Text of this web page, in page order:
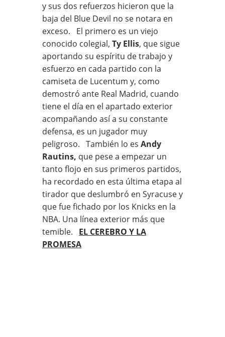
y sus dos refuerzos hicieron que la
baja del Blue Devil no se notara en
exceso. El primero es un viejo
conocido colegial, Ty Ellis, que sigue
aportando su espíritu de trabajo y
esfuerzo en cada partido con la
camiseta de Lucentum y, como
demostró ante Real Madrid, cuando
tiene el día en el apartado exterior
acompañando así a su constante
defensa, es un jugador muy
peligroso. También lo es Andy
Rautins, que pese a empezar un
tanto flojo en sus primeros partidos,
ha recordado en esta última etapa al
tirador que deslumbró en Syracuse y
que fue fichado por los Knicks en la
NBA. Una línea exterior más que
temible.
EL CEREBRO Y LA
PROMESA